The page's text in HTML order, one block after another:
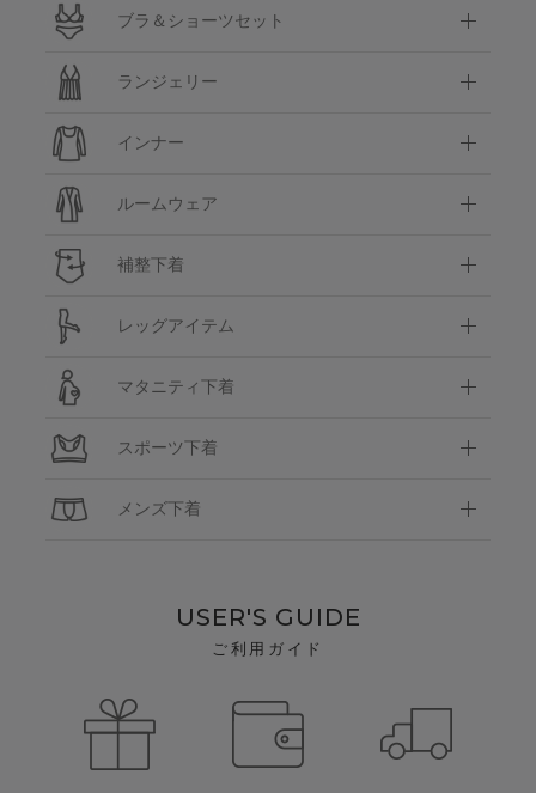
ブラ＆ショーツセット
ランジェリー
インナー
ルームウェア
補整下着
レッグアイテム
マタニティ下着
スポーツ下着
メンズ下着
USER'S GUIDE
ご利用ガイド